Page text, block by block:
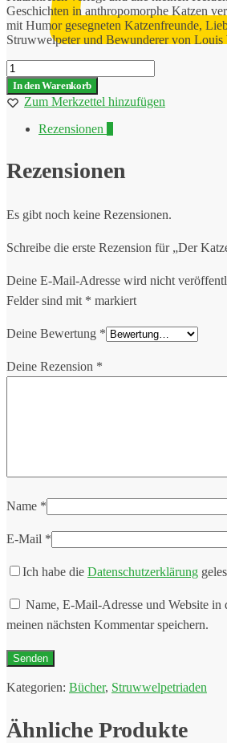
Geschichten in anthropomorphe Katzen
mit Humor gesegneten Katzenfreunde,
Struwwelpeter und Bewunderer von Louis
Der
Katzen-
Struwwelpeter
Menge
In den Warenkorb
Zum Merkzettel hinzufügen
Rezensionen
Rezensionen
Es gibt noch keine Rezensionen.
Schreibe die erste Rezension für „Der
Deine E-Mail-Adresse wird nicht
Felder sind mit * markiert
Deine Bewertung *
Deine Rezension *
Name *
E-Mail *
Ich habe die Datenschutzerklärung
Name, E-Mail-Adresse und Website in
meinen nächsten Kommentar speichern.
Kategorien: Bücher, Struwwelpetriaden
Ähnliche Produkte